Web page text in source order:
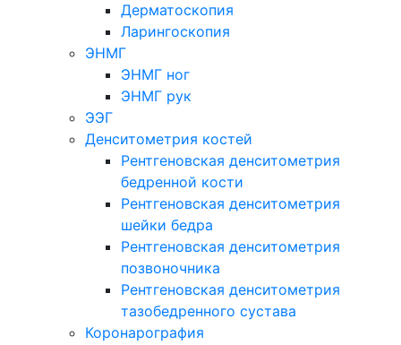
Дерматоскопия
Ларингоскопия
ЭНМГ
ЭНМГ ног
ЭНМГ рук
ЭЭГ
Денситометрия костей
Рентгеновская денситометрия
бедренной кости
Рентгеновская денситометрия
шейки бедра
Рентгеновская денситометрия
позвоночника
Рентгеновская денситометрия
тазобедренного сустава
Коронарография